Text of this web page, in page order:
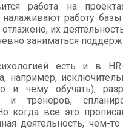
работа на
работу
их
заниматься
есть и в
например,
и чему обучать),
и тренеров,
когда все это
деятельность, чем-